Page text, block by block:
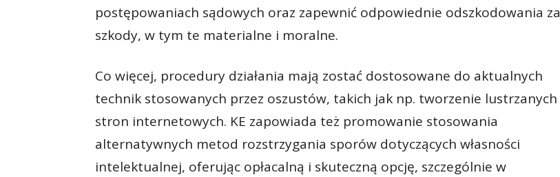
postępowaniach sądowych oraz zapewnić odpowiednie odszkodowania za
szkody, w tym te materialne i moralne.
Co więcej, procedury działania mają zostać dostosowane do aktualnych
technik stosowanych przez oszustów, takich jak np. tworzenie lustrzanych
stron internetowych. KE zapowiada też promowanie stosowania
alternatywnych metod rozstrzygania sporów dotyczących własności
intelektualnej, oferując opłacalną i skuteczną opcję, szczególnie w